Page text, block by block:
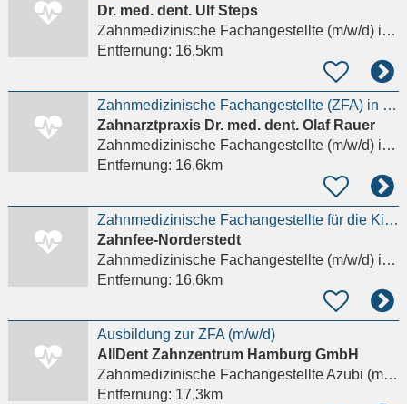
Dr. med. dent. Ulf Steps
Zahnmedizinische Fachangestellte (m/w/d)in Hamburg
Entfernung: 16,5km
Zahnmedizinische Fachangestellte (ZFA) in Teilzeit
Zahnarztpraxis Dr. med. dent. Olaf Rauer
Zahnmedizinische Fachangestellte (m/w/d)in Hamburg, Bergedorf
Entfernung: 16,6km
Zahnmedizinische Fachangestellte für die Kinderprophylaxe (m/w/d)
Zahnfee-Norderstedt
Zahnmedizinische Fachangestellte (m/w/d)in Norderstedt
Entfernung: 16,6km
Ausbildung zur ZFA (m/w/d)
AllDent Zahnzentrum Hamburg GmbH
Zahnmedizinische Fachangestellte Azubi (m/w/d)
Entfernung: 17,3km